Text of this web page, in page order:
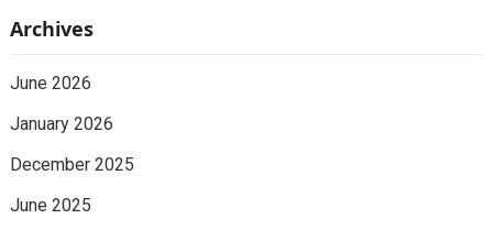
Archives
June 2026
January 2026
December 2025
June 2025